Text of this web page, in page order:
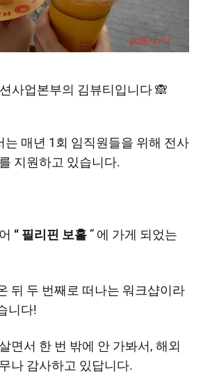
사업본부의 김뷰티입니다 🙈
는 매년 1회 임직원들을 위해 전사
지원하고 있습니다.
“ 필리핀 보홀” 에 가게 되었는
뒤 두 번째로 떠나는 워크샵이라
니다!
면서 한 번 밖에 안 가봐서, 해외
나 감사하고 있답니다.